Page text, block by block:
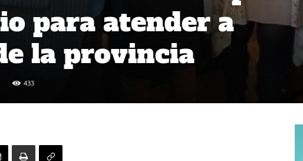
para atender a
la provincia
433